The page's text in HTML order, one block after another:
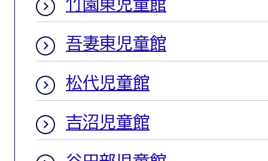
竹園東児童館
吾妻東児童館
松代児童館
吉沼児童館